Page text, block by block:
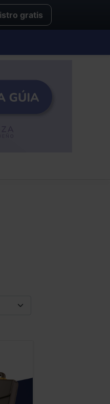
gratis